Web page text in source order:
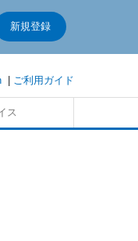
新規登録
| ご利用ガイド
ス